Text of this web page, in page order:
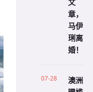
章，
马伊
琍离
婚！
07-28
澳洲